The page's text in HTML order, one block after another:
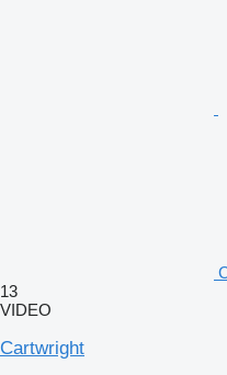
13
VIDEO
Cartwright